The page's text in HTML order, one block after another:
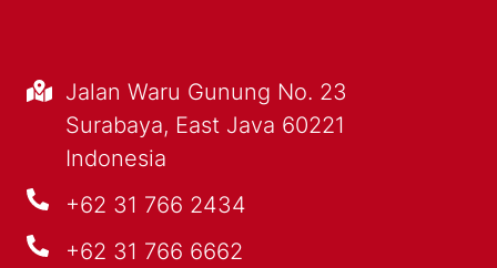
Jalan Waru Gunung No. 23
Surabaya, East Java 60221
Indonesia
+62 31 766 2434
+62 31 766 6662